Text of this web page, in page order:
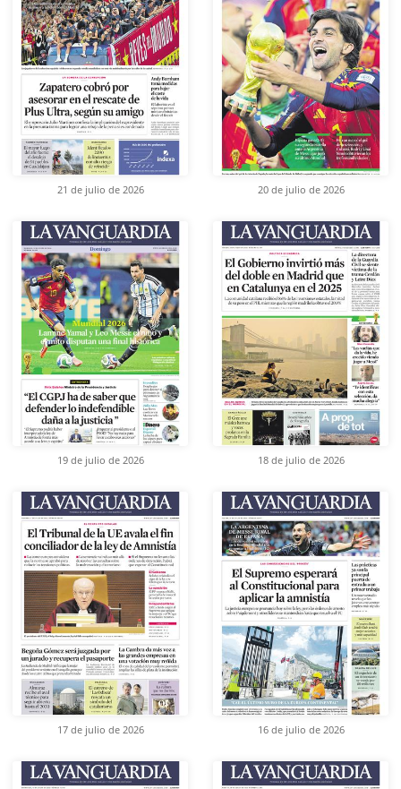
21 de julio de 2026 20 de julio de 2026
19 de julio de 2026 18 de julio de 2026
17 de julio de 2026 16 de julio de 2026